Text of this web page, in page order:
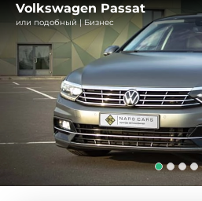
Volkswagen Passat
или подобный | Бизнес